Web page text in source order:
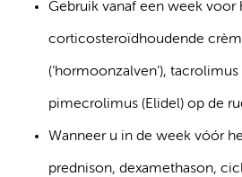
Gebruik vanaf een week voor
corticosteroïdhoudende
(‘hormoonzalven’),
pimecrolimus (Elidel) op de
Wanneer u in de week vóór
prednison, dexamethason,